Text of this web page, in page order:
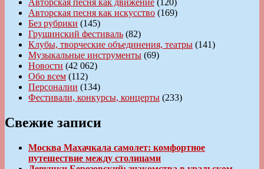
Авторская песня как движение (120)
Авторская песня как искусство (169)
Без рубрики (145)
Грушинский фестиваль (82)
Клубы, творческие объединения, театры (141)
Музыкальные инструменты (69)
Новости (42 062)
Обо всем (112)
Персоналии (134)
Фестивали, конкурсы, концерты (233)
Свежие записи
Москва Махачкала самолет: комфортное
путешествие между столицами